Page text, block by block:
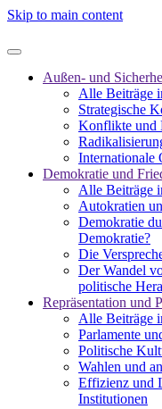
Skip to main content
Außen- und
Alle Beiträge
Strategische
Konflikte und
Internationale
Demokratie und
Alle Beiträge
Autokratien
Demokratie
Demokratie?
Die
Der Wandel
politische
Repräsentation und
Alle Beiträge
Parlamente
Politische
Wahlen und
Effizienz und
Institutionen